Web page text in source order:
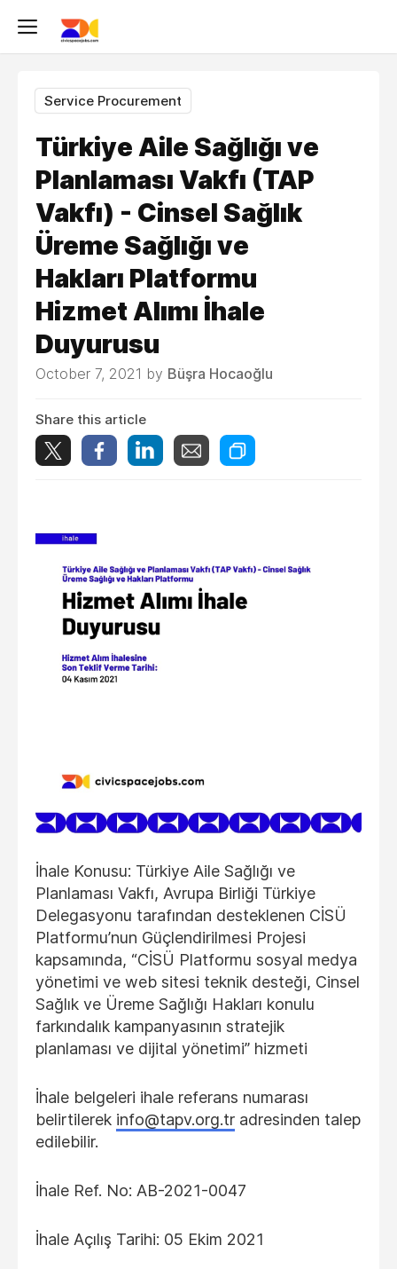
Service Procurement
Türkiye Aile Sağlığı ve
Planlaması Vakfı (TAP
Vakfı) - Cinsel Sağlık
Üreme Sağlığı ve
Hakları Platformu
Hizmet Alımı İhale
Duyurusu
October 7, 2021 by Büşra Hocaoğlu
Share this article
İhale Konusu: Türkiye Aile Sağlığı ve
Planlaması Vakfı, Avrupa Birliği Türkiye
Delegasyonu tarafından desteklenen CİSÜ
Platformu’nun Güçlendirilmesi Projesi
kapsamında, “CİSÜ Platformu sosyal medya
yönetimi ve web sitesi teknik desteği, Cinsel
Sağlık ve Üreme Sağlığı Hakları konulu
farkındalık kampanyasının stratejik
planlaması ve dijital yönetimi” hizmeti
İhale belgeleri ihale referans numarası
belirtilerek info@tapv.org.tr adresinden talep
edilebilir.
İhale Ref. No: AB-2021-0047
İhale Açılış Tarihi: 05 Ekim 2021